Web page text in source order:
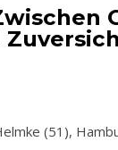
(51),